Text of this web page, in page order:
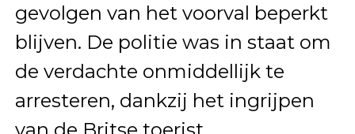
gevolgen van het voorval beperkt
blijven. De politie was in staat om
de verdachte onmiddellijk te
arresteren, dankzij het ingrijpen